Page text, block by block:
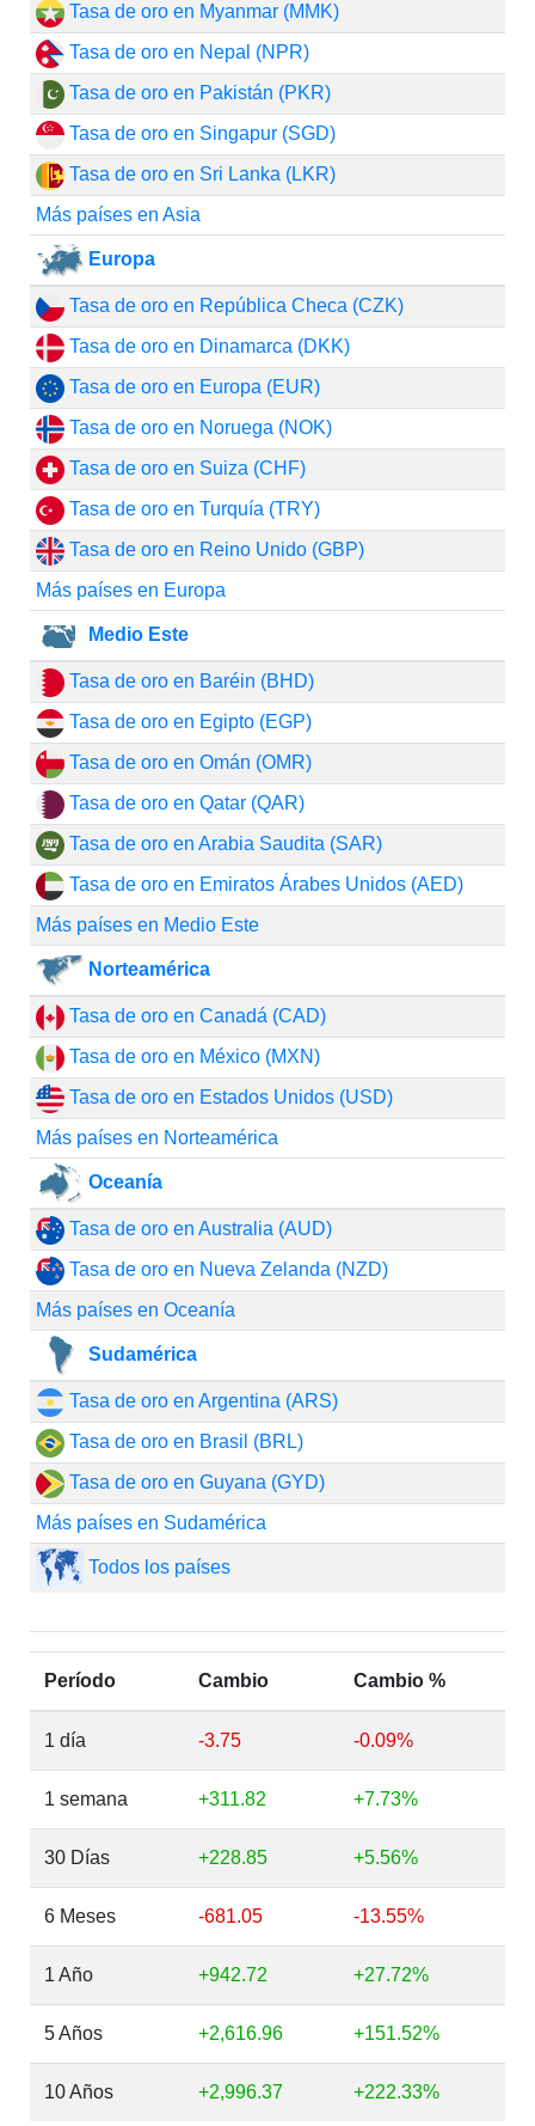
Tasa de oro en Myanmar (MMK)
Tasa de oro en Nepal (NPR)
Tasa de oro en Pakistán (PKR)
Tasa de oro en Singapur (SGD)
Tasa de oro en Sri Lanka (LKR)
Más países en Asia
Europa
Tasa de oro en República Checa (CZK)
Tasa de oro en Dinamarca (DKK)
Tasa de oro en Europa (EUR)
Tasa de oro en Noruega (NOK)
Tasa de oro en Suiza (CHF)
Tasa de oro en Turquía (TRY)
Tasa de oro en Reino Unido (GBP)
Más países en Europa
Medio Este
Tasa de oro en Baréin (BHD)
Tasa de oro en Egipto (EGP)
Tasa de oro en Omán (OMR)
Tasa de oro en Qatar (QAR)
Tasa de oro en Arabia Saudita (SAR)
Tasa de oro en Emiratos Árabes Unidos (AED)
Más países en Medio Este
Norteamérica
Tasa de oro en Canadá (CAD)
Tasa de oro en México (MXN)
Tasa de oro en Estados Unidos (USD)
Más países en Norteamérica
Oceanía
Tasa de oro en Australia (AUD)
Tasa de oro en Nueva Zelanda (NZD)
Más países en Oceanía
Sudamérica
Tasa de oro en Argentina (ARS)
Tasa de oro en Brasil (BRL)
Tasa de oro en Guyana (GYD)
Más países en Sudamérica
Todos los países
Período Cambio Cambio %
1 día -3.75 -0.09%
1 semana +311.82 +7.73%
30 Días +228.85 +5.56%
6 Meses -681.05 -13.55%
1 Año +942.72 +27.72%
5 Años +2,616.96 +151.52%
10 Años +2,996.37 +222.33%